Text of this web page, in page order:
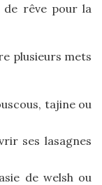
rêve pour la
plusieurs mets
tajine ou
ses lasagnes
de welsh ou